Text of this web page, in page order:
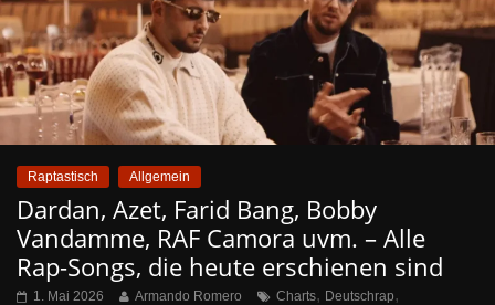
Raptastisch Allgemein
Dardan, Azet, Farid Bang, Bobby
Vandamme, RAF Camora uvm. – Alle
Rap-Songs, die heute erschienen sind
1. Mai 2026 Armando Romero Charts, Deutschrap,